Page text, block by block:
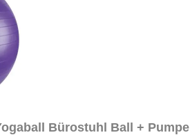
Bürostuhl Ball + Pumpe